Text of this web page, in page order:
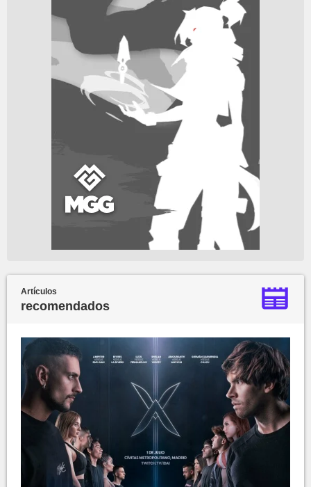
Artículos
recomendados